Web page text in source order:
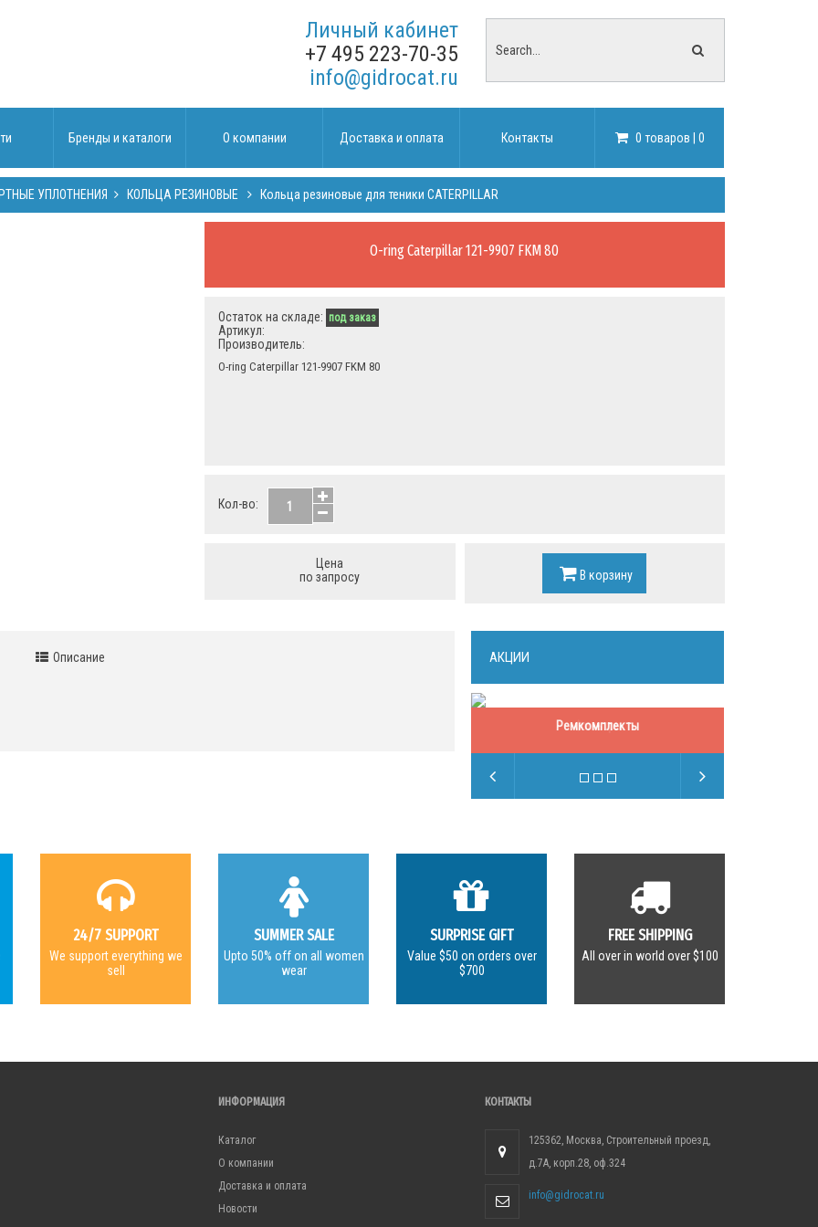
Личный кабинет
+7 495 223-70-35
info@gidrocat.ru
Бренды и каталоги О компании Доставка и оплата Контакты 0 товаров | 0
УПЛОТНЕНИЯ КОЛЬЦА РЕЗИНОВЫЕ Кольца резиновые для теники CATERPILLAR
O-ring Caterpillar 121-9907 FKM 80
Остаток на складе: под заказ
Артикул:
Производитель:
O-ring Caterpillar 121-9907 FKM 80
Кол-во:
Цена
по запросу
В корзину
Описание АКЦИИ
Ремкомплекты
24/7 SUPPORT
We support everything we
sell
SUMMER SALE
Upto 50% off on all women
wear
SURPRISE GIFT
Value $50 on orders over
$700
FREE SHIPPING
All over in world over $100
ИНФОРМАЦИЯ
Каталог
О компании
Доставка и оплата
Новости
КОНТАКТЫ
125362, Москва, Строительный проезд,
д.7А, корп.28, оф.324
info@gidrocat.ru